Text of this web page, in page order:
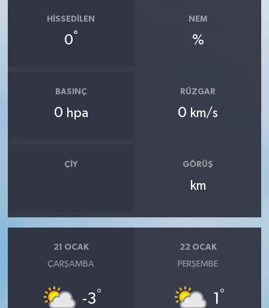
HISSEDILEN
0°
NEM
%
BASINÇ
0 hpa
RÜZGAR
0 km/s
ÇIY GÖRÜŞ
km
21 OCAK
ÇARŞAMBA
-3°
22 OCAK
PERŞEMBE
1 °